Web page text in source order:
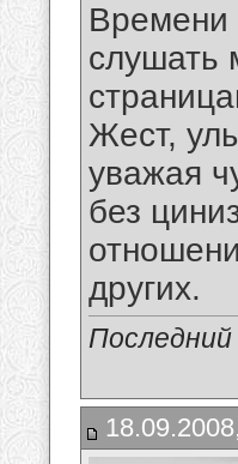
Времени
слушать
Жест,
уважая
без
других.
Последний